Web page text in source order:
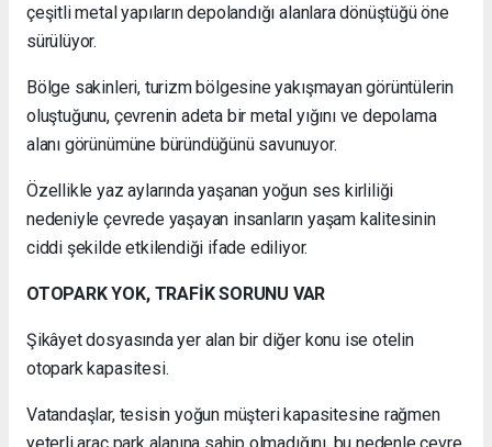
çeşitli metal yapıların depolandığı alanlara dönüştüğü öne
sürülüyor.
Bölge sakinleri, turizm bölgesine yakışmayan görüntülerin
oluştuğunu, çevrenin adeta bir metal yığını ve depolama
alanı görünümüne büründüğünü savunuyor.
Özellikle yaz aylarında yaşanan yoğun ses kirliliği
nedeniyle çevrede yaşayan insanların yaşam kalitesinin
ciddi şekilde etkilendiği ifade ediliyor.
OTOPARK YOK, TRAFİK SORUNU VAR
Şikâyet dosyasında yer alan bir diğer konu ise otelin
otopark kapasitesi.
Vatandaşlar, tesisin yoğun müşteri kapasitesine rağmen